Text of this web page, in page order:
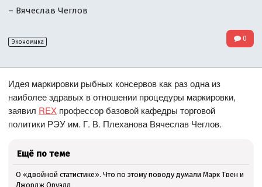
– Вячеслав Чеглов
Экономика 0
Идея маркировки рыбных консервов как раз одна из
наиболее здравых в отношении процедуры маркировки,
заявил REX профессор базовой кафедры торговой
политики РЭУ им. Г. В. Плеханова Вячеслав Чеглов.
Ещё по теме
О «двойной статистике». Что по этому поводу думали Марк Твен и
Джордж Оруэлл